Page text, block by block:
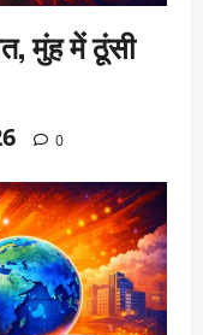
मुंह में ठूंसी
0